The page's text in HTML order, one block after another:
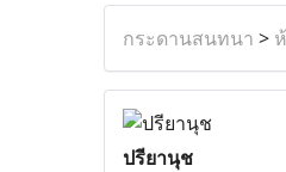
กระดานสนทนา >
ปรียานุช